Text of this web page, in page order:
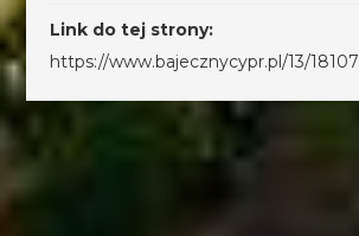
Link do tej strony:
https://www.bajecznycypr.pl/13/18107